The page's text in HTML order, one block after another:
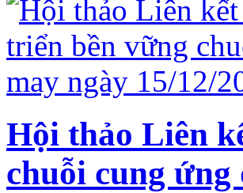
Hội thảo Liên
chuỗi cung ứng